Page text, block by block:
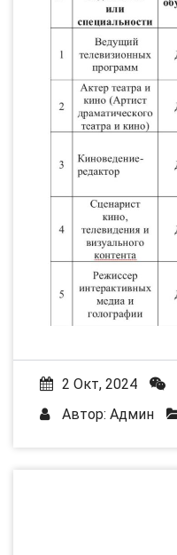
2 Окт, 2024
Автор: Админ